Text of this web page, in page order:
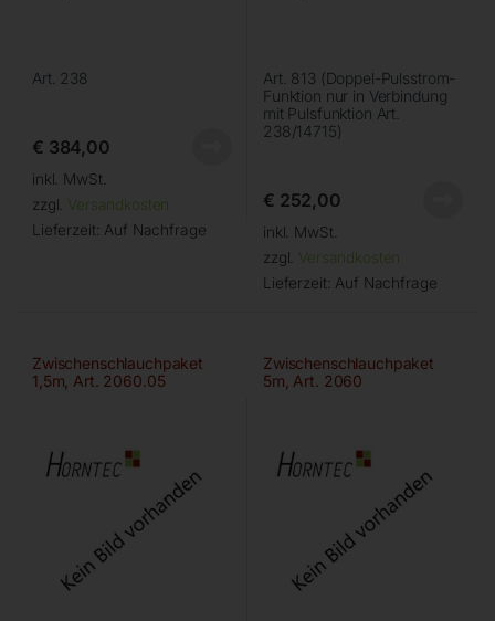
Art. 238
€ 384,00
inkl. MwSt.
zzgl. Versandkosten
Lieferzeit: Auf Nachfrage
Art. 813 (Doppel-Pulsstrom-
Funktion nur in Verbindung
mit Pulsfunktion Art.
238/14715)
€ 252,00
inkl. MwSt.
zzgl. Versandkosten
Lieferzeit: Auf Nachfrage
Zwischenschlauchpaket
1,5m, Art. 2060.05
Zwischenschlauchpaket
5m, Art. 2060